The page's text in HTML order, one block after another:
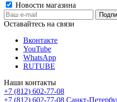
Новости магазина
Оставайтесь на связи
Вконтакте
YouTube
WhatsApp
RUTUBE
Наши контакты
+7 (812) 602-77-08
+7 (812) 602-77-08 Санкт-